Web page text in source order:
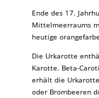
Ende des 17.
Mittelmeerraums
heutige
Die Urkarotte
Karotte. Beta-
erhält die
oder Brombeeren